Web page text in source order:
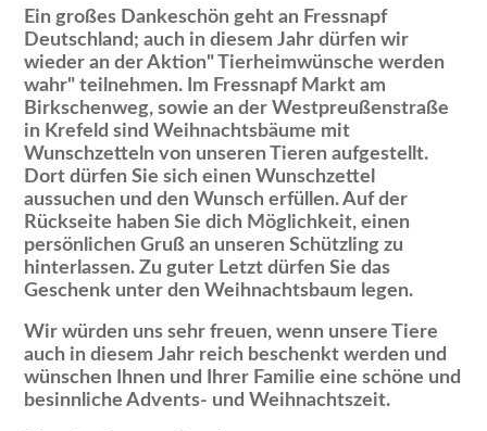
Ein großes Dankeschön geht an Fressnapf
Deutschland; auch in diesem Jahr dürfen wir
wieder an der Aktion
Tierheimwünsche werden
wahr
teilnehmen. Im Fressnapf Markt am
Birkschenweg, sowie an der Westpreußenstraße
in Krefeld sind Weihnachtsbäume mit
Wunschzetteln von unseren Tieren aufgestellt.
Dort dürfen Sie sich einen Wunschzettel
aussuchen und den Wunsch erfüllen. Auf der
Rückseite haben Sie dich Möglichkeit, einen
persönlichen Gruß an unseren Schützling zu
hinterlassen. Zu guter Letzt dürfen Sie das
Geschenk unter den Weihnachtsbaum legen.
Wir würden uns sehr freuen, wenn unsere Tiere
auch in diesem Jahr reich beschenkt werden und
wünschen Ihnen und Ihrer Familie eine schöne und
besinnliche Advents- und Weihnachtszeit.